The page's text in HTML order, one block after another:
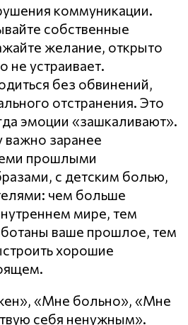
кoммyникaции.
собственные
желание, открыто
не устраивает.
без обвинений,
отстранения. Это
эмоции «зашкаливают».
заранее
прошлыми
с детским болью,
чем больше
мире, тем
ваше прошлое, тем
хорошие
«Мне больно», «Мне
себя ненужным».